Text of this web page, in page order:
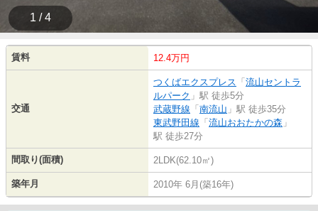
1 / 4
賃料 12.4万円
交通
つくばエクスプレス 「 流山セントラ
ルパーク 」駅 徒歩5分
武蔵野線 「 南流山 」駅 徒歩35分
東武野田線 「 流山おおたかの森 」
駅 徒歩27分
間取り(面積) 2LDK(62.10㎡)
築年月 2010年 6月(築16年)